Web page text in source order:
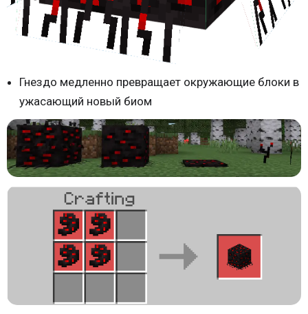
Гнездо медленно превращает окружающие блоки в
ужасающий новый биом